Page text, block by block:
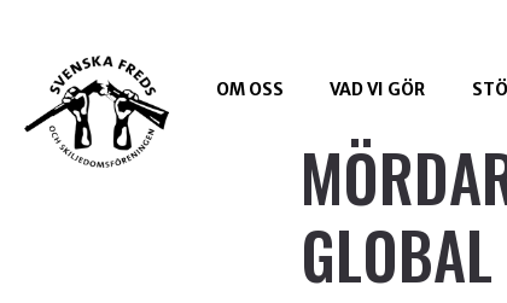
OM OSS VAD VI GÖR